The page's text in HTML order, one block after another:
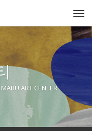
ART CENTER